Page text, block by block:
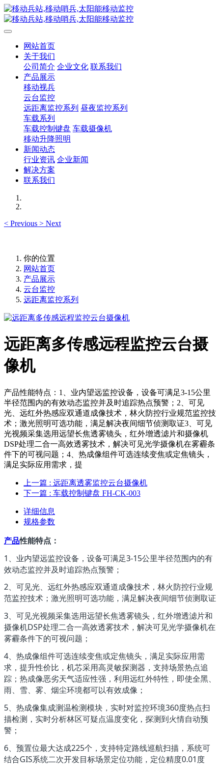
网站首页
关于我们
公司简介 企业文化 联系我们
产品展示
移动视兵
云台监控
远距离监控系列 昼夜监控系列
车载系列
车载控制键盘 车载摄像机
移动升降照明
新闻动态
行业资讯 企业新闻
解决方案
联系我们
< Previous > Next
你的位置
网站首页
产品展示
云台监控
远距离监控系列
远距离多传感远程监控云台摄
像机
产品性能特点：1、业内望远监控设备，设备可满足3-15公里
半径范围内的有效动态监控并及时追踪热点预警；2、可见
光、远红外热感应双通道成像技术，林火防控行业规范监控技
术；激光照明可选功能，满足解决夜间细节侦测取证3、可见
光视频采集选用远望长焦透雾镜头，红外增透滤片和摄像机
DSP处理二合一高效透雾技术，解决可见光学摄像机在雾霾条
件下的可视问题；4、热成像组件可选连续变焦或定焦镜头，
满足实际应用需求，提
上一篇 : 远距离透雾监控云台摄像机
下一篇 : 车载控制键盘 FH-CK-003
详细信息
规格参数
产品性能特点：
1 、业内望远监控设备，设备可满足3-15公里半径范围内的有
效动态监控并及时追踪热点预警；
2、可见光、远红外热感应双通道成像技术，林火防控行业规
范监控技术；激光照明可选功能，满足解决夜间细节侦测取证
3 、可见光视频采集选用远望长焦透雾镜头，红外增透滤片和
摄像机DSP处理二合一高效透雾技术，解决可见光学摄像机在
雾霾条件下的可视问题；
4 、热成像组件可选连续变焦或定焦镜头，满足实际应用需
求，提升性价比，机芯采用高灵敏探测器，支持场景热点追
踪；热成像恶劣天气适应性强，利用远红外特性，即使全黑、
雨、雪、雾、烟尘环境都可以有效成像；
5 、热成像集成测温检测模块，实时对监控环境360度热点扫
描检测，实时分析林区可疑点温度变化，探测到火情自动预
警；
6 、预置位最大达成225个，支持特定路线巡航扫描，系统可
结合GIS系统二次开发目标场景定位功能，定位精度0.01 度